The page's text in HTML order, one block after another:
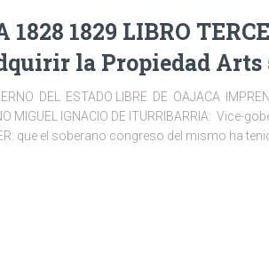
1828 1829 LIBRO
la Propiedad Arts
DEL ESTADO LIBRE DE OAJACA
MIGUEL IGNACIO DE ITURRIBARRIA: Vice-
que el soberano congreso del mismo ha